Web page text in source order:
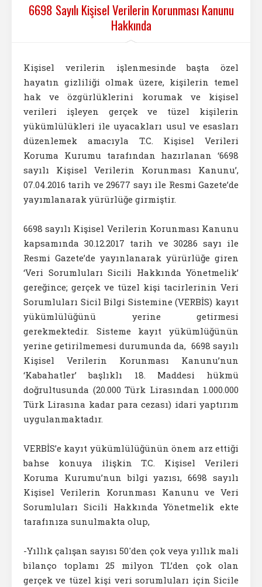
6698 Sayılı Kişisel Verilerin Korunması Kanunu
Hakkında
Kişisel verilerin işlenmesinde başta özel
hayatın gizliliği olmak üzere, kişilerin temel
hak ve özgürlüklerini korumak ve kişisel
verileri işleyen gerçek ve tüzel kişilerin
yükümlülükleri ile uyacakları usul ve esasları
düzenlemek amacıyla T.C. Kişisel Verileri
Koruma Kurumu tarafından hazırlanan ‘6698
sayılı Kişisel Verilerin Korunması Kanunu’,
07.04.2016 tarih ve 29677 sayı ile Resmi Gazete’de
yayımlanarak yürürlüğe girmiştir.
6698 sayılı Kişisel Verilerin Korunması Kanunu
kapsamında 30.12.2017 tarih ve 30286 sayı ile
Resmi Gazete’de yayınlanarak yürürlüğe giren
‘Veri Sorumluları Sicili Hakkında Yönetmelik’
gereğince; gerçek ve tüzel kişi tacirlerinin Veri
Sorumluları Sicil Bilgi Sistemine (VERBİS) kayıt
yükümlülüğünü yerine getirmesi
gerekmektedir. Sisteme kayıt yükümlüğünün
yerine getirilmemesi durumunda da, 6698 sayılı
Kişisel Verilerin Korunması Kanunu’nun
‘Kabahatler’ başlıklı 18. Maddesi hükmü
doğrultusunda (20.000 Türk Lirasından 1.000.000
Türk Lirasına kadar para cezası) idari yaptırım
uygulanmaktadır.
VERBİS’e kayıt yükümlülüğünün önem arz ettiği
bahse konuya ilişkin T.C. Kişisel Verileri
Koruma Kurumu’nun bilgi yazısı, 6698 sayılı
Kişisel Verilerin Korunması Kanunu ve Veri
Sorumluları Sicili Hakkında Yönetmelik ekte
tarafınıza sunulmakta olup,
-Yıllık çalışan sayısı 50'den çok veya yıllık mali
bilanço toplamı 25 milyon TL’den çok olan
gerçek ve tüzel kişi veri sorumluları için Sicile